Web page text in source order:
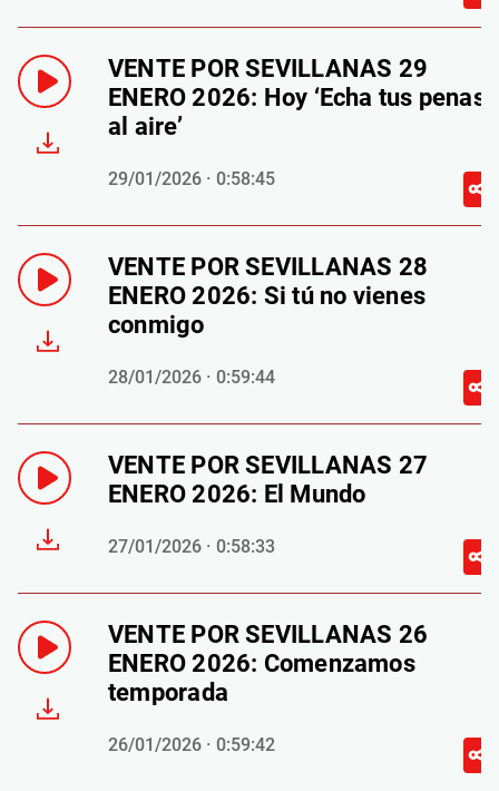
VENTE POR SEVILLANAS 29
ENERO 2026: Hoy ‘Echa tus penas
al aire’
29/01/2026 · 0:58:45
VENTE POR SEVILLANAS 28
ENERO 2026: Si tú no vienes
conmigo
28/01/2026 · 0:59:44
VENTE POR SEVILLANAS 27
ENERO 2026: El Mundo
27/01/2026 · 0:58:33
VENTE POR SEVILLANAS 26
ENERO 2026: Comenzamos
temporada
26/01/2026 · 0:59:42